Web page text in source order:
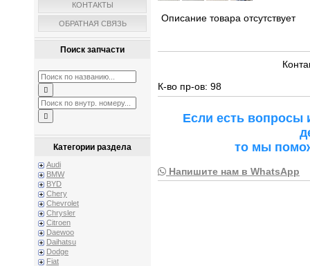
КОНТАКТЫ
ОБРАТНАЯ СВЯЗЬ
Поиск запчасти
Категории раздела
Audi
BMW
BYD
Chery
Chevrolet
Chrysler
Citroen
Daewoo
Daihatsu
Dodge
Fiat
Описание товара отсутствует
К-во пр-ов: 98
Если есть
то мы
Напишите нам в WhatsApp